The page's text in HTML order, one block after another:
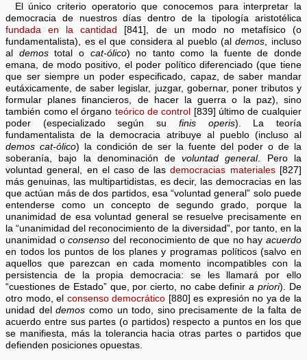
El único criterio operatorio que conocemos para interpretar la
democracia de nuestros días dentro de la tipología aristotélica
fundada en la cantidad
[841], de un modo no metafísico (o
fundamentalista), es el que considera al pueblo (aldemos , incluso
al demostotal o cat-ólico) no tanto como la fuente de donde
emana, de modo positivo, el poder político diferenciado (que tiene
que ser siempre un poder especificado, capaz, de saber mandar
eutáxicamente, de saber legislar, juzgar, gobernar, poner tributos y
formular planes financieros, de hacer la guerra o la paz), sino
también como el órgano teórico de control
[839] último de cualquier
poder (especializado según su finis operis). La teoría
fundamentalista de la democracia atribuye al pueblo (incluso al
demos cat-ólico) la condición de ser la fuente del poder o de la
soberanía, bajo la denominación devoluntad general. Pero la
voluntad general, en el caso de lasdemocracias materiales[827]
más genuinas, las multipartidistas, es decir, las democracias en las
que actúan más de dos partidos, esa “voluntad general” solo puede
entenderse como un concepto de segundo grado, porque la
unanimidad de esa voluntad general se resuelve precisamente en
la “unanimidad del reconocimiento de la diversidad”, por tanto, en la
unanimidad oconsenso del reconocimiento de que no hay acuerdo
en todos los puntos de los planes y programas políticos (salvo en
aquellos que parezcan en cada momento incompatibles con la
persistencia de la propia democracia: se les llamará por ello
“cuestiones de Estado” que, por cierto, no cabe definira priori). De
otro modo, el consenso democrático [880] es expresión no ya de la
unidad deldemos como un todo, sino precisamente de la falta de
acuerdo entre sus partes (o partidos) respecto a puntos en los que
se manifiesta, más la tolerancia hacia otras partes o partidos que
defienden posiciones opuestas.